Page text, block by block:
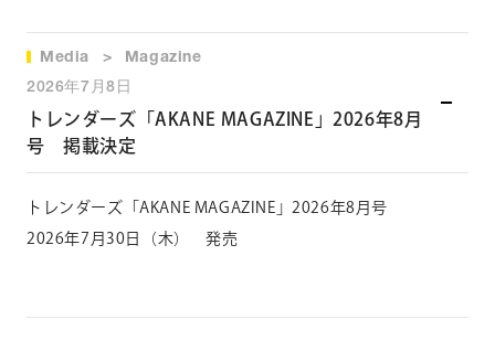
Media
Magazine
2026年7月8日
トレンダーズ「AKANE MAGAZINE」2026年8月
号 掲載決定
トレンダーズ「AKANE MAGAZINE」2026年8月号
2026年7月30日（木） 発売